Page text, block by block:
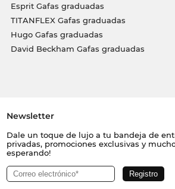
Esprit Gafas graduadas
TITANFLEX Gafas graduadas
Hugo Gafas graduadas
David Beckham Gafas graduadas
Newsletter
Dale un toque de lujo a tu bandeja de
privadas, promociones exclusivas y
esperando!